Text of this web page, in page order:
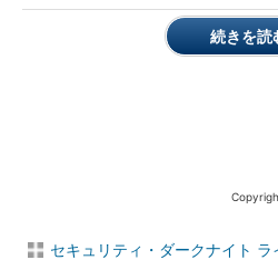
ックし、サーバーに接続しよう。
続きを読
セキュリティ・ダークナイト